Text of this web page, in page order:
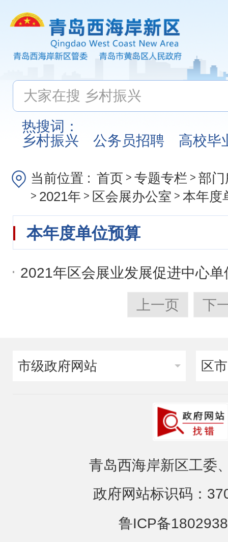
热搜词：
乡村振兴
公务员招聘 高校毕
当前位置 : 首页 > 专题专栏 > 部
> 2021年 > 区会展办公室 > 本年度
本年度单位预算
2021年区会展业发展促进中心
上一页 下
市级政府网站 区
青岛西海岸新区工委
政府网站标识码：
鲁ICP备